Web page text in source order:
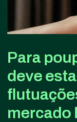
Para
deve
mercado